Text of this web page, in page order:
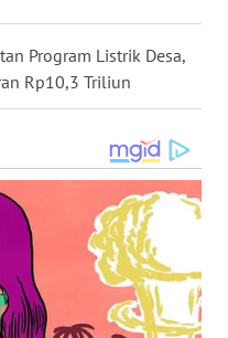
Program Listrik Desa,
Rp10,3 Triliun